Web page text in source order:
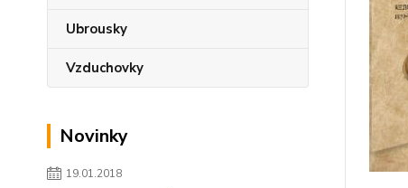
Ubrousky
Vzduchovky
Novinky
19.01.2018